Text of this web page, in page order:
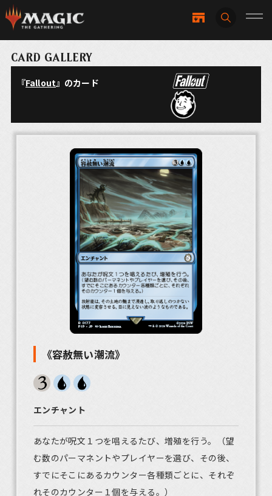
CARD GALLERY
『Fallout』のカード
《容赦無い潮流》
エンチャント
あなたが呪文１つを唱えるたび、増殖を行う。（望
む数のパーマネントやプレイヤーを選び、その後、
すでにそこにあるカウンター各種類ごとに、それぞ
れそのカウンター１個を与える。）